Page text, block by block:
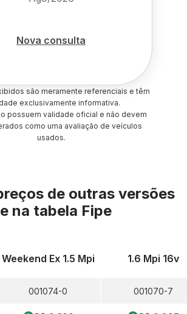
Nova consulta
são meramente referenciais e têm
exclusivamente informativa.
possuem validade oficial e não devem
como uma avaliação de veículos
usados.
de outras versões
na tabela Fipe
Weekend Ex 1.5 Mpi
001074-0
1.6 Mpi 16v
001070-7